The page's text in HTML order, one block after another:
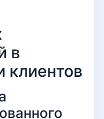
в
клиентов